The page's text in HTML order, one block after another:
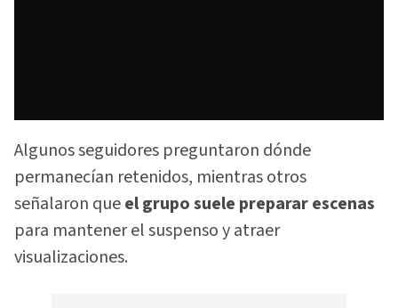
Algunos seguidores preguntaron dónde
permanecían retenidos, mientras otros
señalaron queel grupo suele preparar escenas
para mantener el suspenso y atraer
visualizaciones.